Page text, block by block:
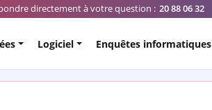
directement à votre question : 20 88 06 32
Logiciel Enquêtes informatiques